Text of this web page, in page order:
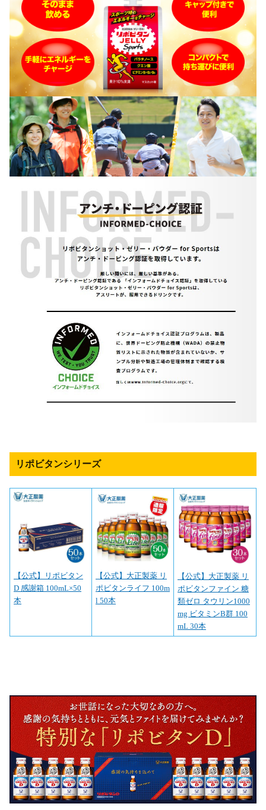
リポビタンシリーズ
【公式】リポビタン
D 感謝箱 100mL×50
本
【公式】大正製薬 リ
ポビタンライフ 100m
l 50本
【公式】大正製薬 リ
ポビタンファイン 糖
類ゼロ タウリン1000
mg ビタミンB群 100
mL 30本